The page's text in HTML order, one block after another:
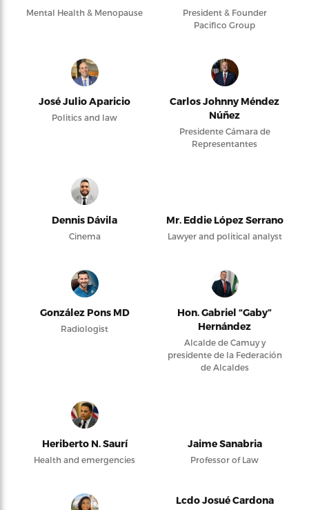
Mental Health & Menopause
President & Founder
Pacifico Group
José Julio Aparicio
Politics and law
Carlos Johnny Méndez
Núñez
Presidente Cámara de
Representantes
Dennis Dávila
Cinema
Mr. Eddie López Serrano
Lawyer and political analyst
González Pons MD
Radiologist
Hon. Gabriel “Gaby”
Hernández
Alcalde de Camuy y
presidente de la Federación
de Alcaldes
Heriberto N. Saurí
Health and emergencies
Jaime Sanabria
Professor of Law
Lcdo Josué Cardona